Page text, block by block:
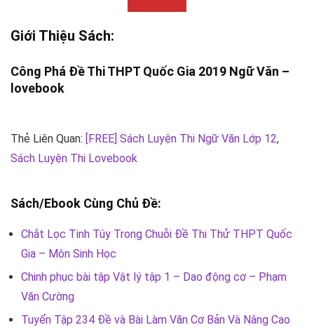
Giới Thiệu Sách:
Công Phá Đề Thi THPT Quốc Gia 2019 Ngữ Văn –
lovebook
Thẻ Liên Quan: [FREE] Sách Luyện Thi Ngữ Văn Lớp 12,
Sách Luyện Thi Lovebook
Sách/Ebook Cùng Chủ Đề:
Chắt Lọc Tinh Túy Trong Chuỗi Đề Thi Thử THPT Quốc
Gia – Môn Sinh Học
Chinh phục bài tập Vật lý tập 1 – Dao động cơ – Phạm
Văn Cường
Tuyển Tập 234 Đề và Bài Làm Văn Cơ Bản Và Nâng Cao